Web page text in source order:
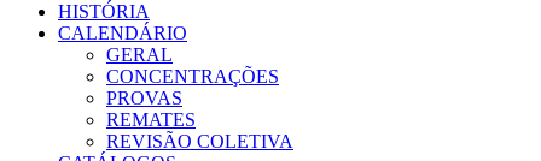
HISTÓRIA
CALENDÁRIO
GERAL
CONCENTRAÇÕES
PROVAS
REMATES
REVISÃO COLETIVA